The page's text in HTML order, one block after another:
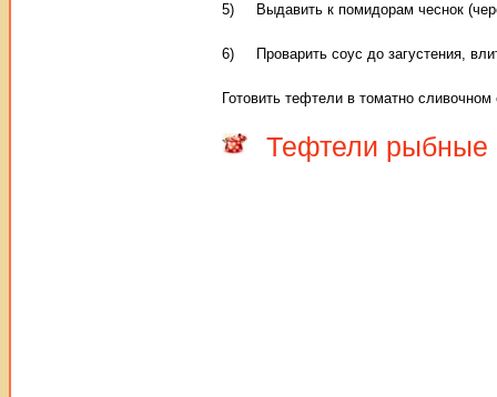
5) Выдавить к помидорам чеснок
6) Проварить соус до загустения,
Готовить тефтели в томатно
Тефтели рыбные